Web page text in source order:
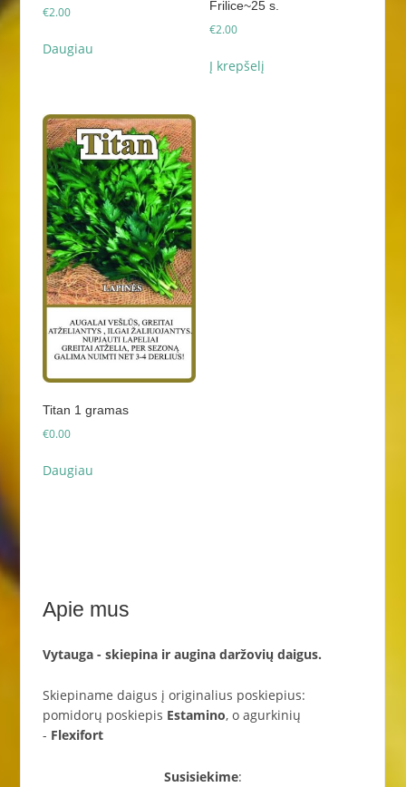
€2.00
Daugiau
Frilice~25 s.
€2.00
Į krepšelį
Titan 1 gramas
€0.00
Daugiau
Apie mus
Vytauga - skiepina ir augina daržovių daigus.
Skiepiname daigus į originalius poskiepius:
pomidorų poskiepis Estamino, o agurkinių
- Flexifort
Susisiekime: